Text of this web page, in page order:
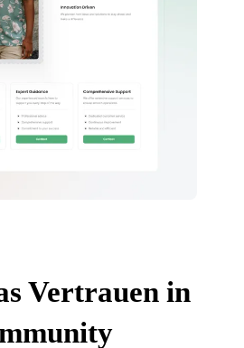
Vertrauen in